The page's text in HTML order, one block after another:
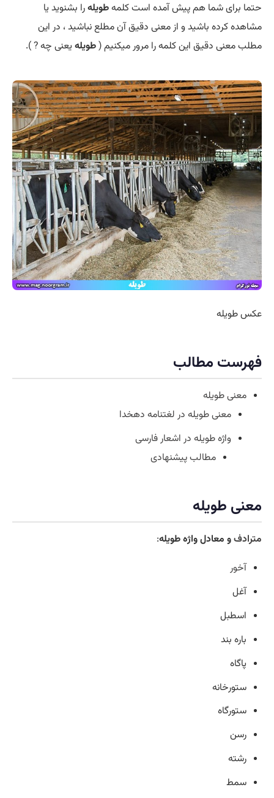
حتما برای شما هم پیش آمده است کلمهطویلهرا بشنوید یا
مشاهده کرده باشید و از معنی دقیق آن مطلع نباشید ، در این
مطلب معنی دقیق این کلمه را مرور میکنیم (طویلهیعنی چه ? ).
عکس طویله
فهرست مطالب
معنی طویله
معنی طویله در لغتنامه دهخدا
واژه طویله در اشعار فارسی
مطالب پیشنهادی
معنی طویله
مترادفو معادل واژه طویله:
آخور
آغل
اسطبل
باره بند
پاگاه
ستورخانه
ستورگاه
رسن
رشته
سمط